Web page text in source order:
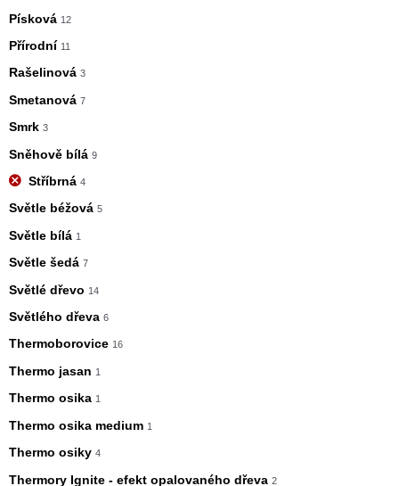
Písková 12
Přírodní 11
Rašelinová 3
Smetanová 7
Smrk 3
Sněhově bílá 9
Stříbrná 4
Světle béžová 5
Světle bílá 1
Světle šedá 7
Světlé dřevo 14
Světlého dřeva 6
Thermoborovice 16
Thermo jasan 1
Thermo osika 1
Thermo osika medium 1
Thermo osiky 4
Thermory Ignite - efekt opalovaného dřeva 2